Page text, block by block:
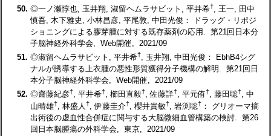
50. ◎一ノ瀬惇也, 玉井翔, 淑留ヘムラサビット, 平井希†, 王一, 田中
慎吾, 木下雅史, 小林昌彦, 平尾敦, 中田光俊： ドラッグ・リポジ
ショニングによる膠芽腫に対する既存薬剤の応用. 第21回日本分
子脳神経外科学会, Web開催, 2021/09
51. ◎淑留ヘムラサビット, 平井希†, 玉井翔, 中田光俊： EbhB4シグ
ナルが誘導する上衣腫の悪性形質獲得分子機構の解明. 第21回日
本分子脳神経外科学会, Web開催, 2021/09
52. ◎齋藤紀彦†, 平井希†, 櫛田直毅†, 佐藤詳†, 平元侑†, 藤田聡†, 中
山晴雄† , 林盛人 † , 伊藤圭介† , 櫻井貴敏† , 岩渕聡† ： グリオーマ摘
出術後の虚血性合併症に関与する大脳微細血管構築の検討. 第26
回日本脳腫瘍の外科学会, 東京, 2021/09